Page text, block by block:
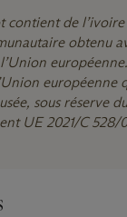
contient de
obtenu
européenne
sous réserve
UE 2021/C 528/